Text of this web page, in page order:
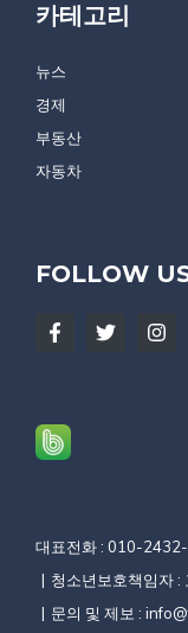
카테고리
뉴스
경제
부동산
자동차
FOLLOW
대표전화 : 010-
청소년보호책임자 :
문의 및 제보 :